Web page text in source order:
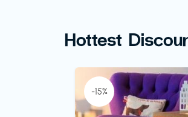
Hottest
-15%